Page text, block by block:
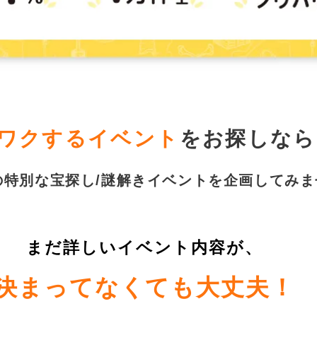
クするイベント をお探しな
別な宝探し/謎解きイベントを企画してみ
まだ詳しいイベント内容が、
まってなくても大丈夫！